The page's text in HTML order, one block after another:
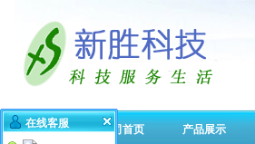
公司首页 产品展示
在线客服